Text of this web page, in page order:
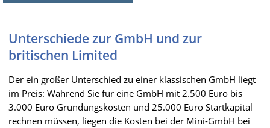
Unterschiede zur GmbH und zur
britischen Limited
Der ein großer Unterschied zu einer klassischen GmbH liegt
im Preis: Während Sie für eine GmbH mit 2.500 Euro bis
3.000 Euro Gründungskosten und 25.000 Euro Startkapital
rechnen müssen, liegen die Kosten bei der Mini-GmbH bei